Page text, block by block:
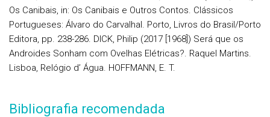
Os Canibais, in: Os Canibais e Outros Contos. Clássicos
Portugueses: Álvaro do Carvalhal. Porto, Livros do Brasil/Porto
Editora, pp. 238-286. DICK, Philip (2017 [1968]) Será que os
Androides Sonham com Ovelhas Elétricas?. Raquel Martins.
Lisboa, Relógio d’ Água. HOFFMANN, E. T.
Bibliografia recomendada